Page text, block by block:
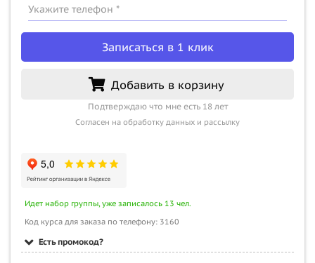
Укажите телефон *
Записаться в 1 клик
Добавить в корзину
Подтверждаю что мне есть 18 лет
Согласен на обработку данных и рассылку
Идет набор группы, уже записалось 13 чел.
Код курса для заказа по телефону: 3160
Есть промокод?